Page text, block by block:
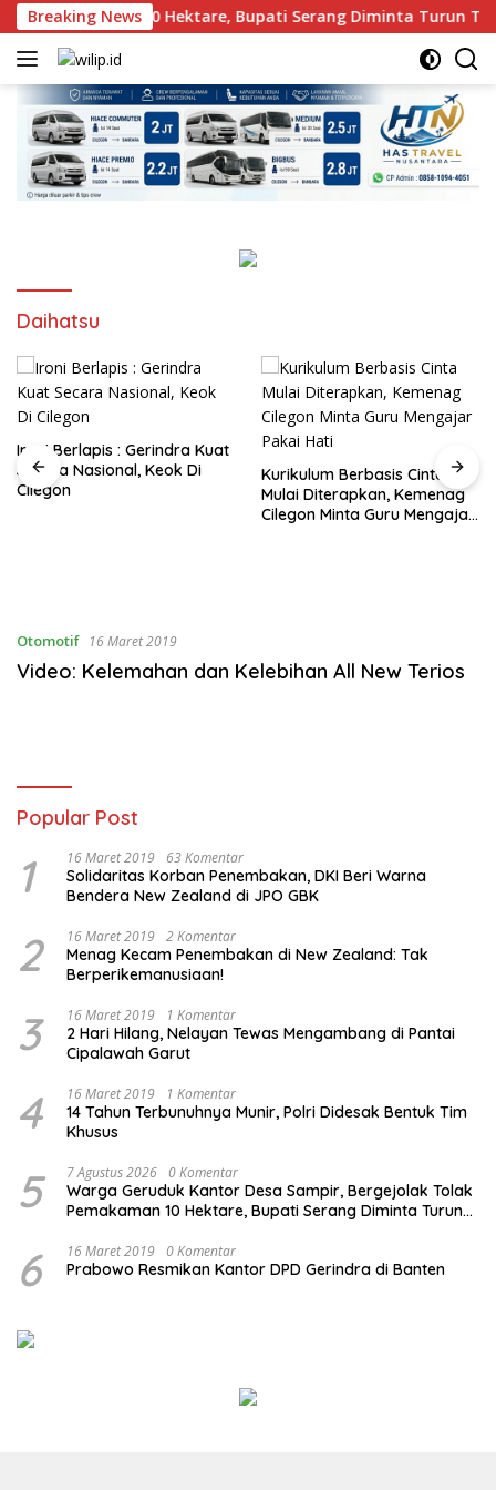
Langsung
ke
konten
Breaking News
Pemakaman 10 Hektare, Bupati Serang Diminta Turun
Daihatsu
Ironi Berlapis : Gerindra Kuat
Secara Nasional, Keok Di
Cilegon
Kurikulum Berbasis Cinta
Mulai Diterapkan, Kemenag
Cilegon Minta Guru Mengajar
Otomotif 16 Maret 2019
Video: Kelemahan dan Kelebihan All New Terios
Popular Post
1 16 Maret 2019 63 Komentar
Solidaritas Korban Penembakan, DKI Beri Warna
Bendera New Zealand di JPO GBK
2 16 Maret 2019 2 Komentar
Menag Kecam Penembakan di New Zealand: Tak
Berperikemanusiaan!
3 16 Maret 2019 1 Komentar
2 Hari Hilang, Nelayan Tewas Mengambang di Pantai
Cipalawah Garut
4 16 Maret 2019 1 Komentar
14 Tahun Terbunuhnya Munir, Polri Didesak Bentuk Tim
Khusus
5 7 Agustus 2026 0 Komentar
Warga Geruduk Kantor Desa Sampir, Bergejolak Tolak
Pemakaman 10 Hektare, Bupati Serang Diminta Turun
6 16 Maret 2019 0 Komentar
Prabowo Resmikan Kantor DPD Gerindra di Banten